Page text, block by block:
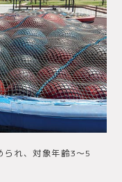
られ、対象年齢3～5